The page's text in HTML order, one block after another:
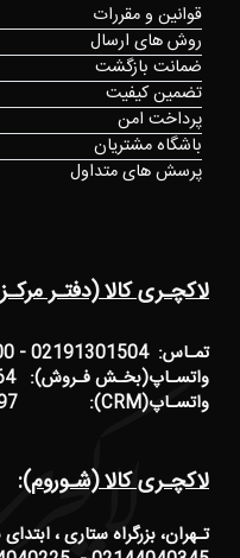
لاکچـری کالا (دفتـر
تمـاس: 02191301504 - 02144005400
واتسـاپ(بخـش فـروش): 09120724864
واتسـاپ(CRM): 09999971097
لاکچـری کالا (شـوروم):
تـهران، بزرگراه ستاری ،
قوانین و مقررات
روش های ارسال
ضمانت بازگشت
تضمین کیفیت
پرداخت امن
باشگاه مشتریان
پرسش های متداول